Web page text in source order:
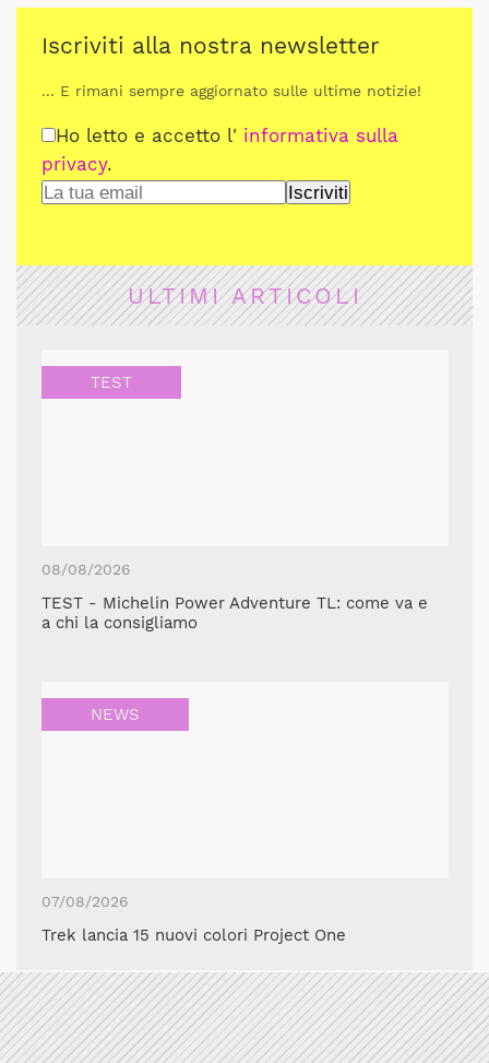
Iscriviti alla nostra newsletter
... E rimani sempre aggiornato sulle ultime notizie!
Ho letto e accetto l' informativa sulla
privacy.
ULTIMI ARTICOLI
TEST
08/08/2026
TEST - Michelin Power Adventure TL: come va e
a chi la consigliamo
NEWS
07/08/2026
Trek lancia 15 nuovi colori Project One